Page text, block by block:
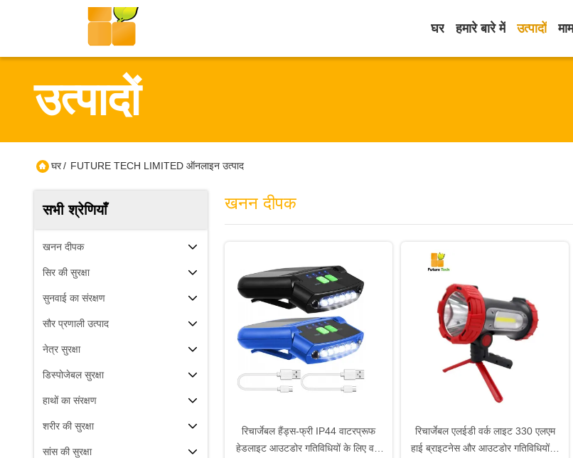
घर हमारे बारे में उत्पादों
उत्पादों
घर/ FUTURE TECH LIMITED ऑनलाइन उत्पाद
सभी श्रेणियाँ
खनन दीपक
सिर की सुरक्षा
सुनवाई का संरक्षण
सौर प्रणाली उत्पाद
नेत्र सुरक्षा
डिस्पोजेबल सुरक्षा
हाथों का संरक्षण
शरीर की सुरक्षा
सांस की सुरक्षा
खनन दीपक
रिचार्जेबल हैंड्स-फ्री IP44 वाटरप्रूफ
हेडलाइट आउटडोर गतिविधियों के लिए वर्क
रिचार्जेबल एलईडी वर्क लाइट 330 एलएम
हाई ब्राइटनेस और आउटडोर गतिविधियों के